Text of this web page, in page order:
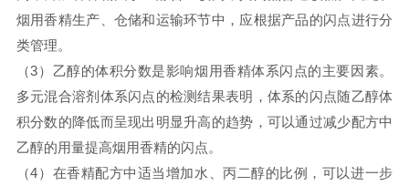
烟用香精生产、仓储和运输环节中，应根据产品的闪点进行分
类管理。
（3）乙醇的体积分数是影响烟用香精体系闪点的主要因素。
多元混合溶剂体系闪点的检测结果表明，体系的闪点随乙醇体
积分数的降低而呈现出明显升高的趋势，可以通过减少配方中
乙醇的用量提高烟用香精的闪点。
（4）在香精配方中适当增加水、丙二醇的比例，可以进一步